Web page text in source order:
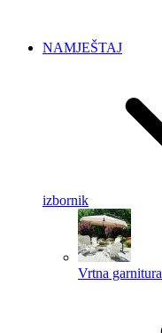
NAMJEŠTAJ
izbornik
Vrtna garnitura